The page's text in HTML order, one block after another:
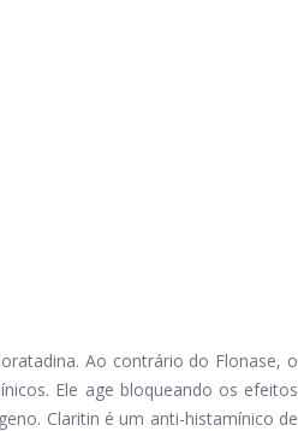
Ao contrário do Flonase, o
Ele age bloqueando os efeitos
Claritin é um anti-histamínico de